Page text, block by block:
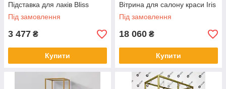
Підставка для лаків Bliss
Під замовлення
3 477 ₴
Купити
Вітрина для салону краси Iris
Під замовлення
18 060 ₴
Купити